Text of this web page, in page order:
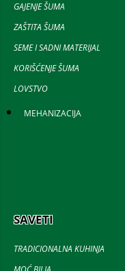
GAJENJE ŠUMA
ZAŠTITA ŠUMA
SEME I SADNI MATERIJAL
KORIŠĆENJE ŠUMA
LOVSTVO
MEHANIZACIJA
SAVETI
TRADICIONALNA KUHINJA